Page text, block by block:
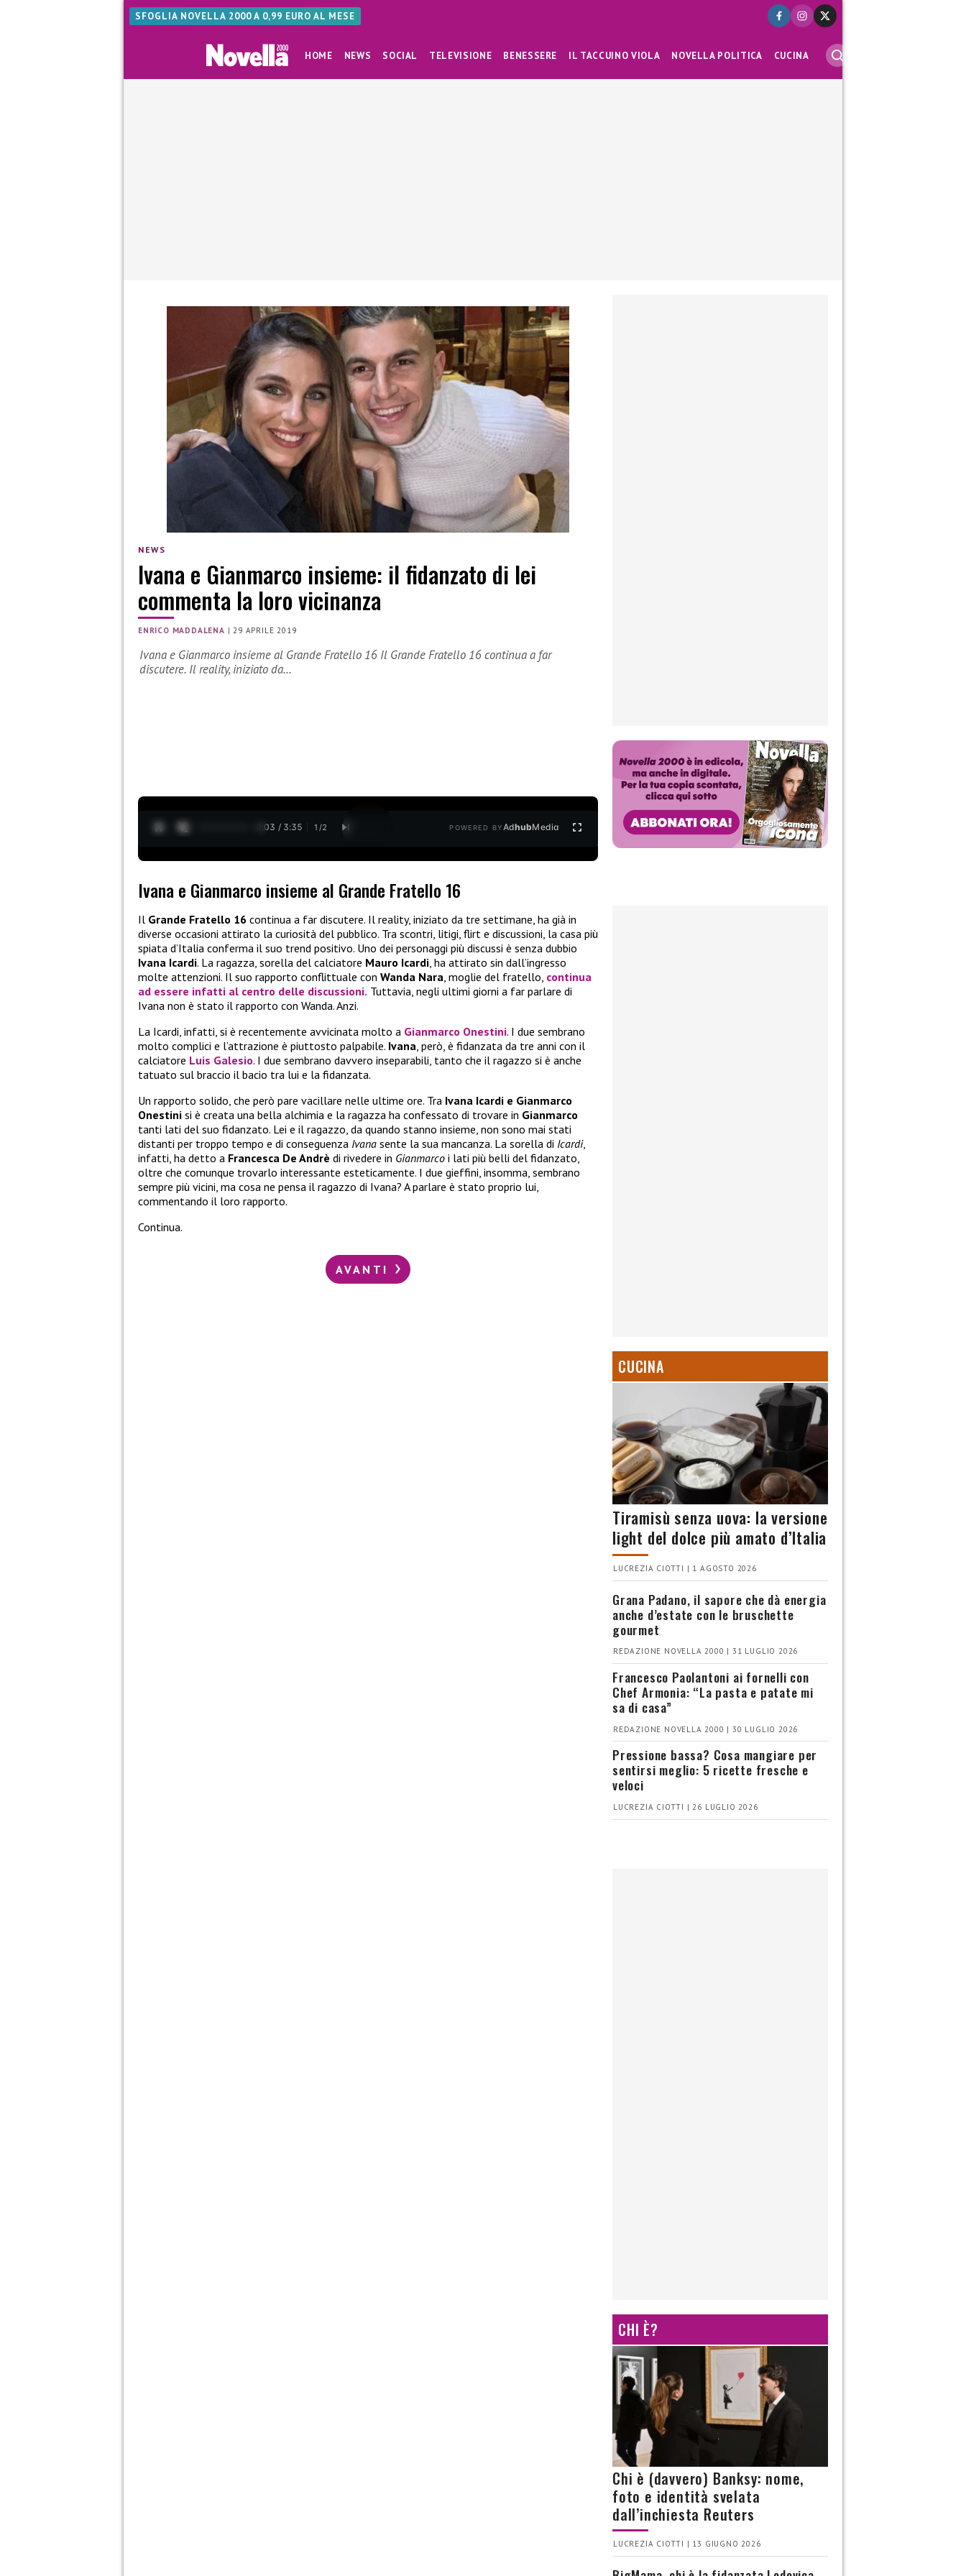
SFOGLIA NOVELLA 2000 A 0,99 EURO AL MESE
HOME NEWS SOCIAL TELEVISIONE BENESSERE IL TACCUINO VIOLA NOVELLA POLITICA CUCINA
NEWS
Ivana e Gianmarco insieme: il fidanzato di lei
commenta la loro vicinanza
ENRICO MADDALENA |29 APRILE 2019
Ivana e Gianmarco insieme al Grande Fratello 16 Il Grande Fratello 16 continua a far
discutere. Il reality, iniziato da…
0:04 / 3:35 1 /2 POWERED BYAdhubMedia
Ivana e Gianmarco insieme al Grande Fratello 16
Il Grande Fratello 16 continua a far discutere. Il reality, iniziato da tre settimane, ha già in
diverse occasioni attirato la curiosità del pubblico. Tra scontri, litigi, flirt e discussioni, la casa più
spiata d’Italia conferma il suo trend positivo. Uno dei personaggi più discussi è senza dubbio
Ivana Icardi. La ragazza, sorella del calciatore Mauro Icardi, ha attirato sin dall’ingresso
molte attenzioni. Il suo rapporto conflittuale con Wanda Nara, moglie del fratello, continua
ad essere infatti al centro delle discussioni. Tuttavia, negli ultimi giorni a far parlare di
Ivana non è stato il rapporto con Wanda. Anzi.
La Icardi, infatti, si è recentemente avvicinata molto a Gianmarco Onestini. I due sembrano
molto complici e l’attrazione è piuttosto palpabile. Ivana, però, è fidanzata da tre anni con il
calciatore Luis Galesio. I due sembrano davvero inseparabili, tanto che il ragazzo si è anche
tatuato sul braccio il bacio tra lui e la fidanzata.
Un rapporto solido, che però pare vacillare nelle ultime ore. Tra Ivana Icardi e Gianmarco
Onestini si è creata una bella alchimia e la ragazza ha confessato di trovare in Gianmarco
tanti lati del suo fidanzato. Lei e il ragazzo, da quando stanno insieme, non sono mai stati
distanti per troppo tempo e di conseguenza Ivana sente la sua mancanza. La sorella di Icardi,
infatti, ha detto a Francesca De Andrè di rivedere in Gianmarco i lati più belli del fidanzato,
oltre che comunque trovarlo interessante esteticamente. I due gieffini, insomma, sembrano
sempre più vicini, ma cosa ne pensa il ragazzo di Ivana? A parlare è stato proprio lui,
commentando il loro rapporto.
Continua.
AVANTI
CUCINA
Tiramisù senza uova: la versione
light del dolce più amato d’Italia
LUCREZIA CIOTTI | 1 AGOSTO 2026
Grana Padano, il sapore che dà energia
anche d’estate con le bruschette
gourmet
REDAZIONE NOVELLA 2000 | 31 LUGLIO 2026
Francesco Paolantoni ai fornelli con
Chef Armonia: “La pasta e patate mi
sa di casa”
REDAZIONE NOVELLA 2000 | 30 LUGLIO 2026
Pressione bassa? Cosa mangiare per
sentirsi meglio: 5 ricette fresche e
veloci
LUCREZIA CIOTTI | 26 LUGLIO 2026
CHI È?
Chi è (davvero) Banksy: nome,
foto e identità svelata
dall’inchiesta Reuters
LUCREZIA CIOTTI | 13 GIUGNO 2026